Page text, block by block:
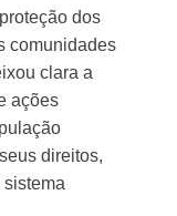
dos
comunidades
clara a
ações
direitos,
sistema